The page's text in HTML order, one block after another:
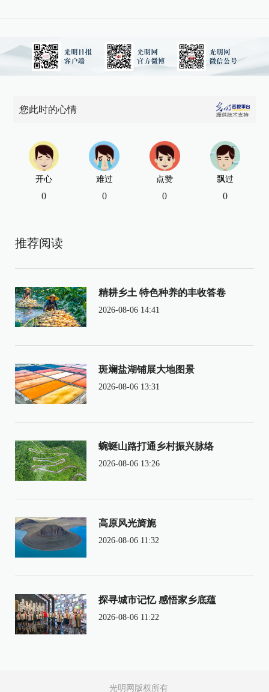
您此时的心情
开心
0
难过
0
点赞
0
飘过
0
推荐阅读
精耕乡土 特色种养的丰收答卷
2026-08-06 14:41
斑斓盐湖铺展大地图景
2026-08-06 13:31
蜿蜒山路打通乡村振兴脉络
2026-08-06 13:26
高原风光旖旎
2026-08-06 11:32
探寻城市记忆 感悟家乡底蕴
2026-08-06 11:22
光明网版权所有